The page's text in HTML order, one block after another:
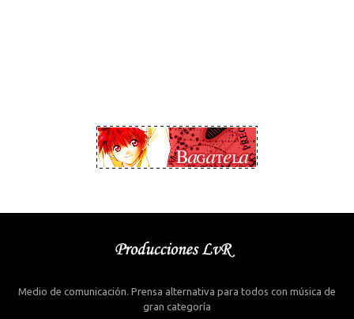
Medio de comunicación. Prensa alternativa para todos con música de
gran categoría